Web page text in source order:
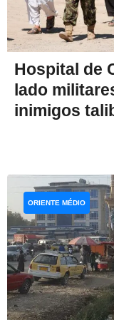
Hospital de
lado
inimigos
ORIENTE MÉDIO